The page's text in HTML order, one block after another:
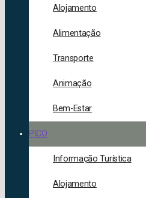
Alojamento
Alimentação
Transporte
Animação
Bem-Estar
PICO
Informação Turística
Alojamento